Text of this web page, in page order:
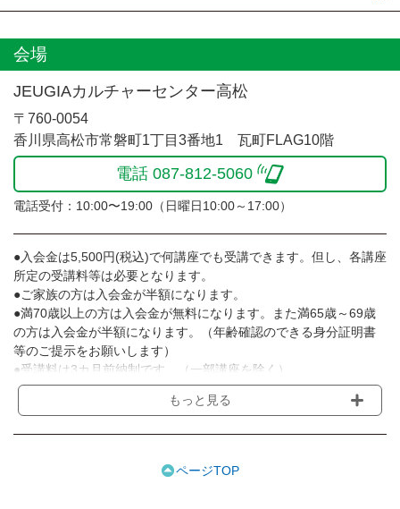
会場
JEUGIAカルチャーセンター高松
〒760-0054
香川県高松市常磐町1丁目3番地1 瓦町FLAG10階
電話 087-812-5060
電話受付：10:00〜19:00（日曜日10:00～17:00）
●入会金は5,500円(税込)で何講座でも受講できます。但し、各講座
所定の受講料等は必要となります。
●ご家族の方は入会金が半額になります。
●満70歳以上の方は入会金が無料になります。また満65歳～69歳
の方は入会金が半額になります。（年齢確認のできる身分証明書
等のご提示をお願いします）
●受講料は3カ月前納制です。（一部講座を除く）
●受講料には運営費として１講座につき月額770円(税込)が含まれ
ております。また一部の講座では別途傷害保険料も含まれており
用は含まれておりません。
もっと見る
ページTOP